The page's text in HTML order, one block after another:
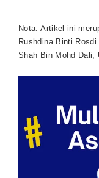
Nota: Artikel ini
Rushdina Binti
Shah Bin Mohd